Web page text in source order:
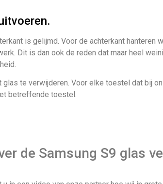
is gelijmd. Voor de achterkant hanteren
Dit is dan ook de reden dat maar heel
te verwijderen. Voor elke toestel dat bij
betreffende toestel.
de Samsung S9 glas